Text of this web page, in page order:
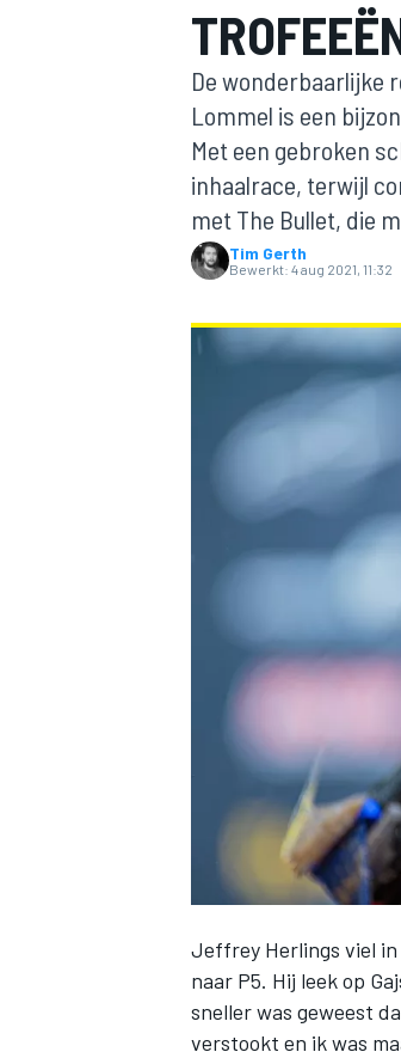
MOTOGP
WEC
De wonderbaarlijke
Lommel is een
Met een gebroken
inhaalrace, terwijl
met The Bullet, die
Tim Gerth
Bewerkt: 4 aug 2021, 11:32
Jeffrey Herlings viel
naar P5. Hij leek op
sneller was geweest
verstookt en ik was